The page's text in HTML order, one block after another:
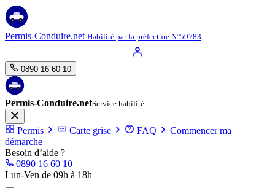
Aller
au
contenu
Permis-Conduire.net Habilité par la préfecture N°59783
0890 16 60 10
Permis-Conduire.netService habilité
Permis Carte grise FAQ
Commencer ma
démarche
Besoin d’aide ?
0890 16 60 10
Lun-Ven de 09h à 18h